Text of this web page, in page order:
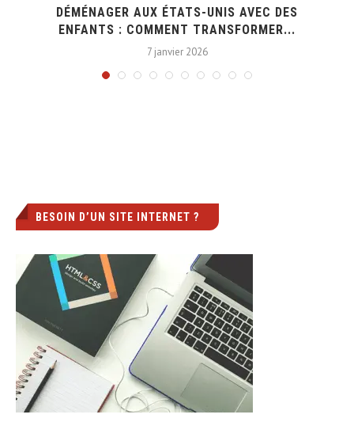
DÉMÉNAGER AUX ÉTATS-UNIS AVEC DES
ENFANTS : COMMENT TRANSFORMER...
7 janvier 2026
BESOIN D’UN SITE INTERNET ?